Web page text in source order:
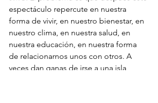
espectáculo repercute en nuestra
forma de vivir, en nuestro bienestar, en
nuestro clima, en nuestra salud, en
nuestra educación, en nuestra forma
de relacionarnos unos con otros. A
veces dan ganas de irse a una isla